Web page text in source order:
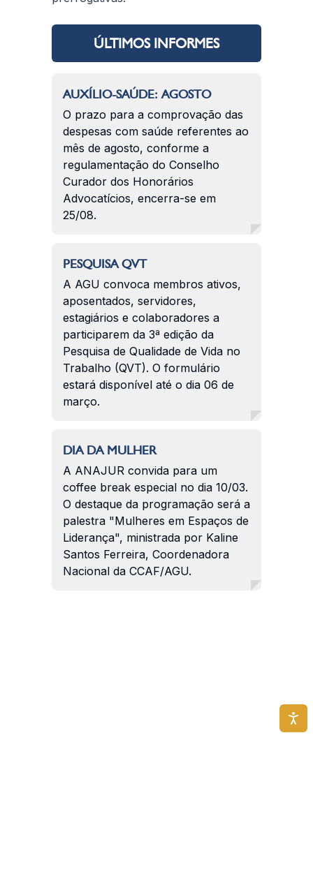
ÚLTIMOS INFORMES
AUXÍLIO-SAÚDE: AGOSTO
O prazo para a comprovação das
despesas com saúde referentes ao
mês de agosto, conforme a
regulamentação do Conselho
Curador dos Honorários
Advocatícios, encerra-se em
25/08.
PESQUISA QVT
A AGU convoca membros ativos,
aposentados, servidores,
estagiários e colaboradores a
participarem da 3ª edição da
Pesquisa de Qualidade de Vida no
Trabalho (QVT). O formulário
estará disponível até o dia 06 de
março.
DIA DA MULHER
A ANAJUR convida para um
coffee break especial no dia 10/03.
O destaque da programação será a
palestra "Mulheres em Espaços de
Liderança", ministrada por Kaline
Santos Ferreira, Coordenadora
Nacional da CCAF/AGU.